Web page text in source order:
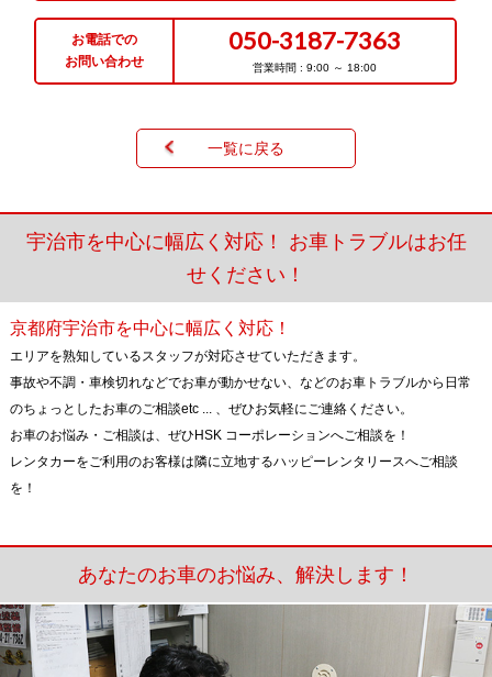
お電話での
お問い合わせ
050-3187-7363
営業時間 : 9:00 ～ 18:00
一覧に戻る
宇治市を中心に幅広く対応！ お車トラブルはお任
せください！
京都府宇治市を中心に幅広く対応！
エリアを熟知しているスタッフが対応させていただきます。
事故や不調・車検切れなどでお車が動かせない、などのお車トラブルから日常
のちょっとしたお車のご相談etc ... 、ぜひお気軽にご連絡ください。
お車のお悩み・ご相談は、ぜひHSK コーポレーションへご相談を！
レンタカーをご利用のお客様は隣に立地するハッピーレンタリースへご相談
を！
あなたのお車のお悩み、解決します！